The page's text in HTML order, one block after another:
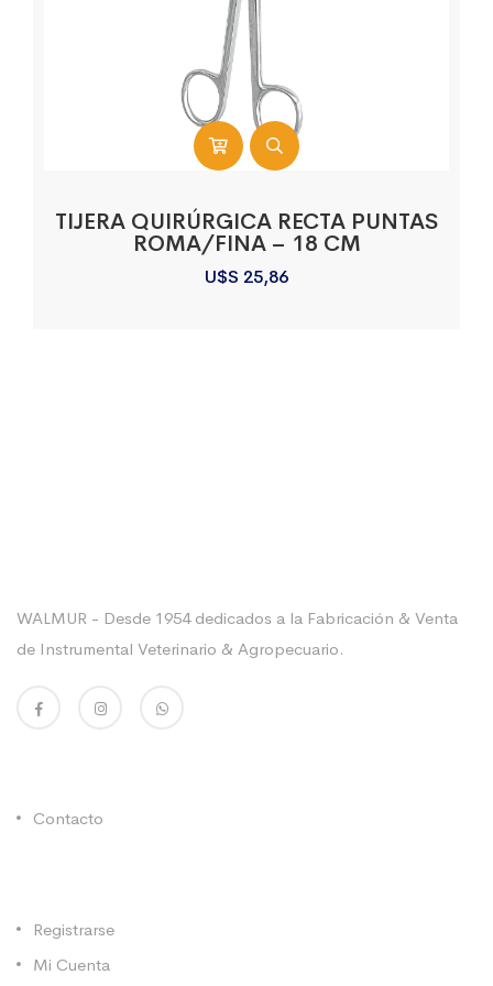
TIJERA QUIRÚRGICA RECTA PUNTAS
ROMA/FINA – 18 CM
U$S 25,86
WALMUR - Desde 1954 dedicados a la Fabricación & Venta
de Instrumental Veterinario & Agropecuario.
Contacto
Registrarse
Mi Cuenta